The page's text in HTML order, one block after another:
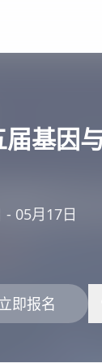
基因
- 05月17日
即报名